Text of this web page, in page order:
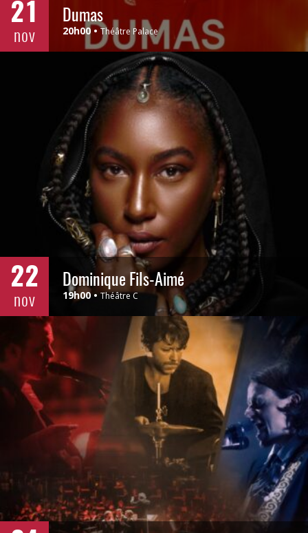
21
nov
Dumas
20h00 Théâtre Palace
22
nov
Dominique Fils-Aimé
19h00 Théâtre C